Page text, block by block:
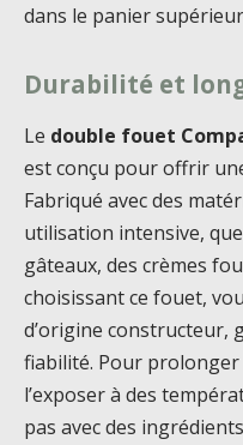
dans le panier
Durabilité et
Le double fouet
est conçu pour offrir
Fabriqué avec des
utilisation intensive,
gâteaux, des crèmes
choisissant ce fouet,
d’origine constructeur,
fiabilité. Pour prolonger
l’exposer à des
pas avec des